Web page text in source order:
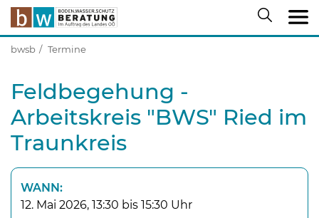
bwsb Termine
Feldbegehung -
Arbeitskreis "BWS" Ried im
Traunkreis
WANN:
12. Mai 2026, 13:30 bis 15:30 Uhr